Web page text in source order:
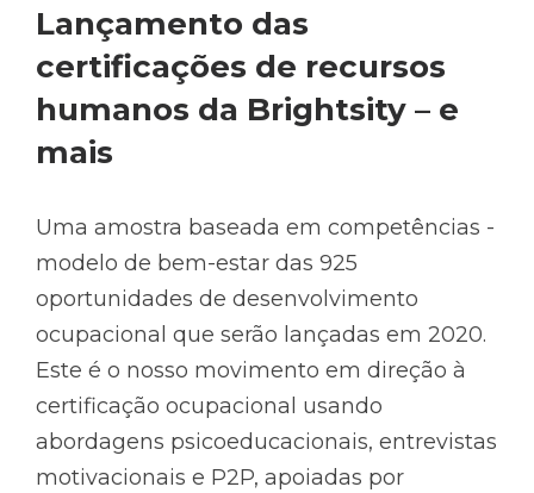
Lançamento das
certificações de recursos
humanos da Brightsity – e
mais
Uma amostra baseada em competências -
modelo de bem-estar das 925
oportunidades de desenvolvimento
ocupacional que serão lançadas em 2020.
Este é o nosso movimento em direção à
certificação ocupacional usando
abordagens psicoeducacionais, entrevistas
motivacionais e P2P, apoiadas por